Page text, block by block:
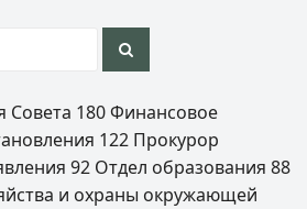
Совета 180 Финансовое
122 Прокурор
92 Отдел образования88
и охраны окружающей